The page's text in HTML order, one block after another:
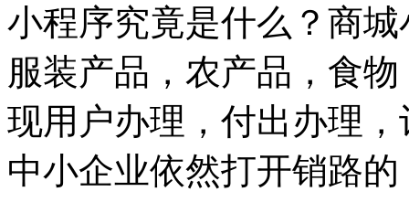
小程序究竟是什么？商
服装产品，农产品，食
现用户办理，付出办理
中小企业依然打开销路的